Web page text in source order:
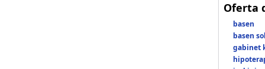
Oferta
basen
basen
gabinet